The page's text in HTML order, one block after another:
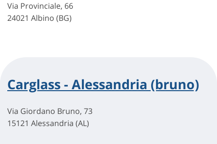
Via Provinciale, 66
24021 Albino (BG)
Carglass - Alessandria (bruno)
Via Giordano Bruno, 73
15121 Alessandria (AL)